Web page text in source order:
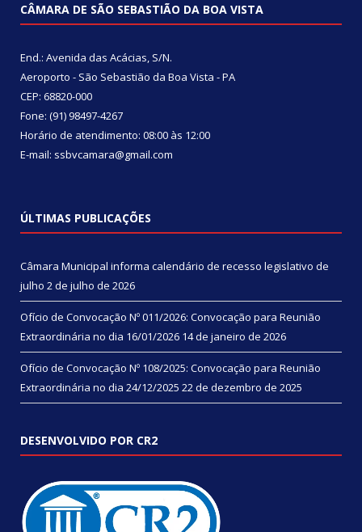
CÂMARA DE SÃO SEBASTIÃO DA BOA VISTA
End.: Avenida das Acácias, S/N.
Aeroporto - São Sebastião da Boa Vista - PA
CEP: 68820-000
Fone: (91) 98497-4267
Horário de atendimento: 08:00 às 12:00
E-mail: ssbvcamara@gmail.com
ÚLTIMAS PUBLICAÇÕES
Câmara Municipal informa calendário de recesso legislativo de
julho 2 de julho de 2026
Ofício de Convocação Nº 011/2026: Convocação para Reunião
Extraordinária no dia 16/01/2026 14 de janeiro de 2026
Ofício de Convocação Nº 108/2025: Convocação para Reunião
Extraordinária no dia 24/12/2025 22 de dezembro de 2025
DESENVOLVIDO POR CR2